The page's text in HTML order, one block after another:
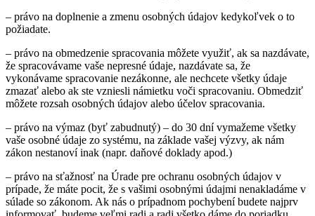
– právo na doplnenie a zmenu osobných údajov kedykoľvek o to
požiadate.
– právo na obmedzenie spracovania môžete využiť, ak sa nazdávate,
že spracovávame vaše nepresné údaje, nazdávate sa, že
vykonávame spracovanie nezákonne, ale nechcete všetky údaje
zmazať alebo ak ste vzniesli námietku voči spracovaniu. Obmedziť
môžete rozsah osobných údajov alebo účelov spracovania.
– právo na výmaz (byť zabudnutý) – do 30 dní vymažeme všetky
vaše osobné údaje zo systému, na základe vašej výzvy, ak nám
zákon nestanoví inak (napr. daňové doklady apod.)
– právo na sťažnosť na Úrade pre ochranu osobných údajov v
prípade, že máte pocit, že s vašimi osobnými údajmi nenakladáme v
súlade so zákonom. Ak nás o prípadnom pochybení budete najprv